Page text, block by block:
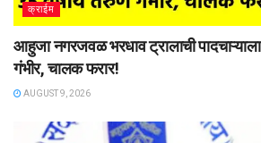
क्राईम
आहुजा नगरजवळ भरधाव ट्रालाची
गंभीर, चालक फरार!
AUGUST 9, 2026